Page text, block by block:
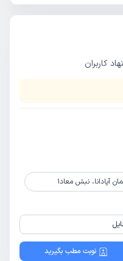
کاربران
نوبت مطب بگیرید